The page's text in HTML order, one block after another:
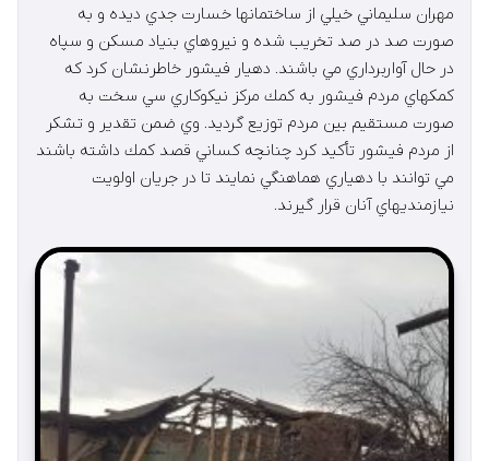
مهران سليماني خيلي از ساختمانها خسارت جدي ديده و به
صورت صد در صد تخريب شده و نيروهاي بنياد مسكن و سپاه
در حال آواربرداري مي باشند. دهيار فيشور خاطرنشان كرد كه
كمكهاي مردم فيشور به كمك مركز نيكوكاري سي سخت به
صورت مستقيم بين مردم توزيع گرديد. وي ضمن تقدير و تشكر
از مردم فيشور تأكيد كرد چنانچه كساني قصد كمك داشته باشند
مي توانند با دهياري هماهنگي نمايند تا در جريان اولويت
نيازمنديهاي آنان قرار گيرند.